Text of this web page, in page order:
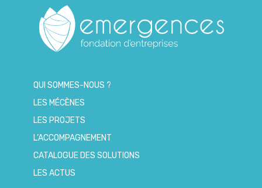
QUI SOMMES-NOUS ?
LES MÉCÈNES
LES PROJETS
L’ACCOMPAGNEMENT
CATALOGUE DES SOLUTIONS
LES ACTUS